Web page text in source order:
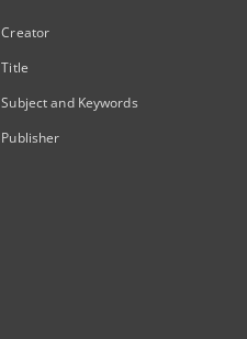
Creator
Title
Subject and Keywords
Publisher